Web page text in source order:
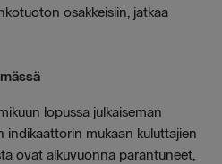
osakkeisiin, jatkaa
lopussa julkaiseman
indikaattorin mukaan kuluttajien
ovat alkuvuonna parantuneet,